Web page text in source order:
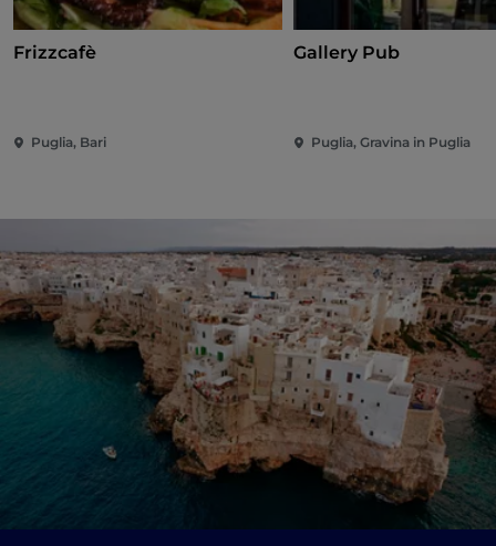
Frizzcafè
Puglia, Bari
Gallery Pub
Puglia, Gravina in Puglia